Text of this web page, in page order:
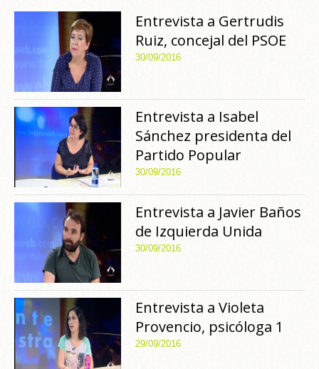
Entrevista a Gertrudis
Ruiz, concejal del PSOE
30/09/2016
Entrevista a Isabel
Sánchez presidenta del
Partido Popular
30/09/2016
Entrevista a Javier Baños
de Izquierda Unida
30/09/2016
Entrevista a Violeta
Provencio, psicóloga 1
29/09/2016